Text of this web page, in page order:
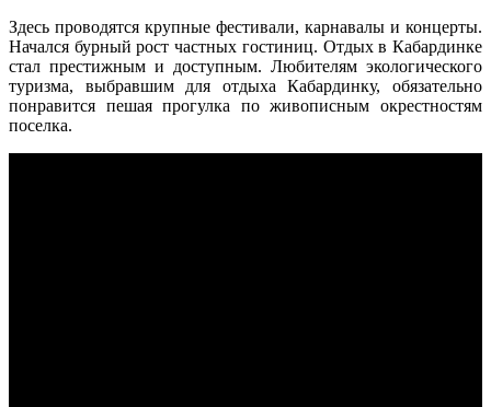
Здесь проводятся крупные фестивали, карнавалы и концерты.
Начался бурный рост частных гостиниц. Отдых в Кабардинке
стал престижным и доступным. Любителям экологического
туризма, выбравшим для отдыха Кабардинку, обязательно
понравится пешая прогулка по живописным окрестностям
поселка.